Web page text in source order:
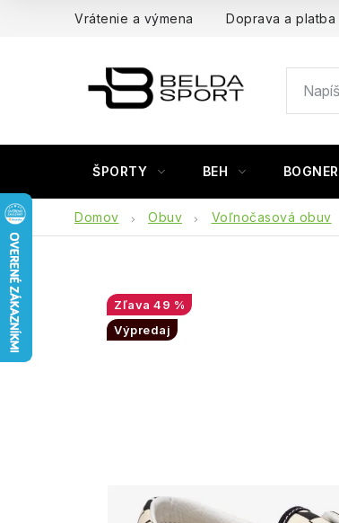
Vrátenie a výmena Doprava a platba
ŠPORTY BEH BOGNER
Domov Obuv Voľnočasová obuv
49 %
Výpredaj